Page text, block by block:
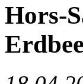
Hors-